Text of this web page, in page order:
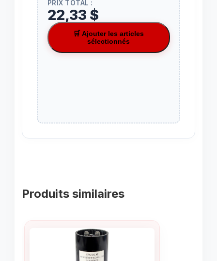
PRIX TOTAL :
22,33 $
🛒 Ajouter les articles
sélectionnés
Produits similaires